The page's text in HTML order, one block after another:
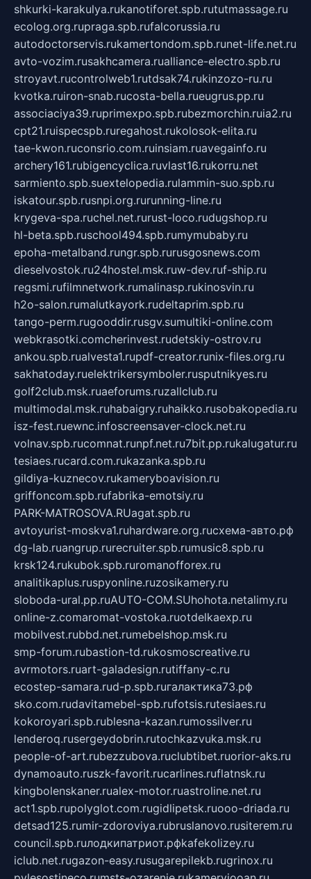
shkurki-karakulya.rukanotiforet.spb.rututmassage.ru
ecolog.org.rupraga.spb.rufalcorussia.ru
autodoctorservis.rukamertondom.spb.runet-life.net.ru
avto-vozim.rusakhcamera.rualliance-electro.spb.ru
stroyavt.rucontrolweb1.rutdsak74.rukinzozo-ru.ru
kvotka.ruiron-snab.rucosta-bella.rueugrus.pp.ru
associaciya39.ruprimexpo.spb.rubezmorchin.ruia2.ru
cpt21.ruispecspb.ruregahost.rukolosok-elita.ru
tae-kwon.ruconsrio.com.ruinsiam.ruavegainfo.ru
archery161.rubigencyclica.ruvlast16.rukorru.net
sarmiento.spb.suextelopedia.rulammin-suo.spb.ru
iskatour.spb.rusnpi.org.rurunning-line.ru
krygeva-spa.ruchel.net.rurust-loco.rudugshop.ru
hl-beta.spb.ruschool494.spb.rumymubaby.ru
epoha-metalband.rungr.spb.rurusgosnews.com
dieselvostok.ru24hostel.msk.ruw-dev.ruf-ship.ru
regsmi.rufilmnetwork.rumalinasp.rukinosvin.ru
h2o-salon.rumalutkayork.rudeltaprim.spb.ru
tango-perm.rugooddir.rusgv.sumultiki-online.com
webkrasotki.comcherinvest.rudetskiy-ostrov.ru
ankou.spb.rualvesta1.rupdf-creator.runix-files.org.ru
sakhatoday.ruelektrikersymboler.rusputnikyes.ru
golf2club.msk.ruaeforums.ruzallclub.ru
multimodal.msk.ruhabaigry.ruhaikko.rusobakopedia.ru
isz-fest.ruewnc.infoscreensaver-clock.net.ru
volnav.spb.rucomnat.runpf.net.ru7bit.pp.rukalugatur.ru
tesiaes.rucard.com.rukazanka.spb.ru
gildiya-kuznecov.rukameryboavision.ru
griffoncom.spb.rufabrika-emotsiy.ru
PARK-MATROSOVA.RUagat.spb.ru
avtoyurist-moskva1.ruhardware.org.ruсхема-авто.рф
dg-lab.ruangrup.rurecruiter.spb.rumusic8.spb.ru
krsk124.rukubok.spb.ruromanofforex.ru
analitikaplus.ruspyonline.ruzosikamery.ru
sloboda-ural.pp.ruAUTO-COM.SUhohota.netalimy.ru
online-z.comaromat-vostoka.ruotdelkaexp.ru
mobilvest.rubbd.net.rumebelshop.msk.ru
smp-forum.rubastion-td.rukosmoscreative.ru
avrmotors.ruart-galadesign.rutiffany-c.ru
ecostep-samara.rud-p.spb.ruгалактика73.рф
sko.com.rudavitamebel-spb.rufotsis.rutesiaes.ru
kokoroyari.spb.rublesna-kazan.rumossilver.ru
lenderoq.rusergeydobrin.rutochkazvuka.msk.ru
people-of-art.rubezzubova.ruclubtibet.ruorior-aks.ru
dynamoauto.ruszk-favorit.rucarlines.ruflatnsk.ru
kingbolenskaner.rualex-motor.ruastroline.net.ru
act1.spb.rupolyglot.com.rugidlipetsk.ruooo-driada.ru
detsad125.rumir-zdoroviya.rubruslanovo.rusiterem.ru
council.spb.ruлодкипатриот.рфkafekolizey.ru
iclub.net.rugazon-easy.rusugarepilekb.rugrinox.ru